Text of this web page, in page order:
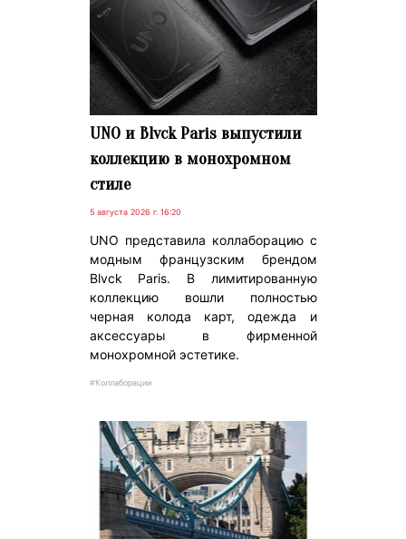
UNO и Blvck Paris выпустили
коллекцию в монохромном
стиле
5 августа 2026 г. 16:20
UNO представила коллаборацию с
модным французским брендом
Blvck Paris. В лимитированную
коллекцию вошли полностью
черная колода карт, одежда и
аксессуары в фирменной
монохромной эстетике.
#Коллаборации